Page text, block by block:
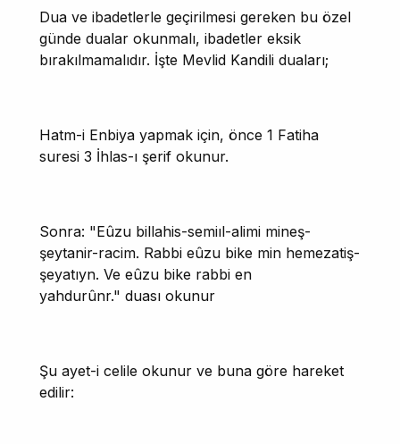
Dua ve ibadetlerle geçirilmesi gereken bu özel
günde dualar okunmalı, ibadetler eksik
bırakılmamalıdır. İşte Mevlid Kandili duaları;
Hatm-i Enbiya yapmak için, önce 1 Fatiha
suresi 3 İhlas-ı şerif okunur.
Sonra: "Eûzu billahis-semiıl-alimi mineş-
şeytanir-racim. Rabbi eûzu bike min hemezatiş-
şeyatıyn. Ve eûzu bike rabbi en
yahdurûnr." duası okunur
Şu ayet-i celile okunur ve buna göre hareket
edilir: